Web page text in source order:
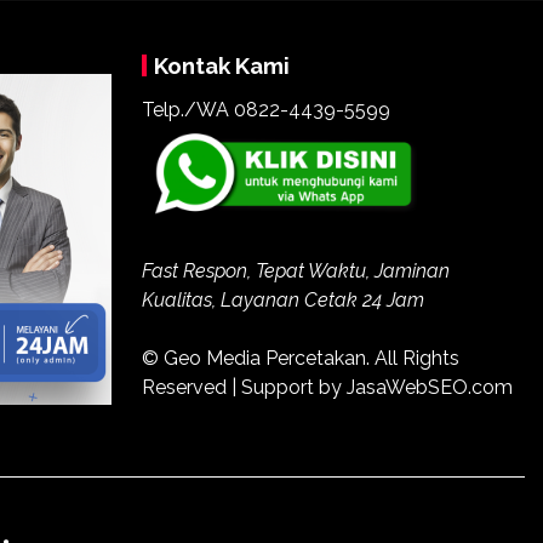
Kontak Kami
Telp./WA 0822-4439-5599
Fast Respon, Tepat Waktu, Jaminan
Kualitas, Layanan Cetak 24 Jam
© Geo Media Percetakan. All Rights
Reserved | Support by JasaWebSEO.com